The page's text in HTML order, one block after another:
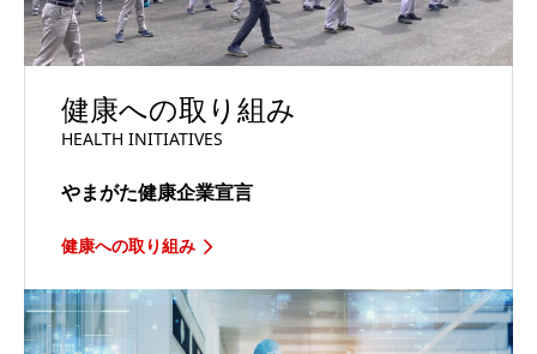
健康への取り組み
HEALTH INITIATIVES
やまがた健康企業宣言
健康への取り組み